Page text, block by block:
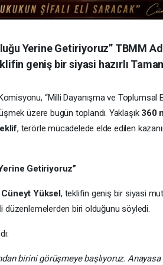
Yerine Getiriyoruz” TBMM
geniş bir siyasi hazırlı
“Milli Dayanışma ve Toplumsal
üzere bugün toplandı. Yaklaşık 360
, terörle mücadelede elde edilen
Getiriyoruz”
Yüksel, teklifin geniş bir siyasi
düzenlemelerden biri olduğunu söyledi.
birini görüşmeye başlıyoruz. Anayasa